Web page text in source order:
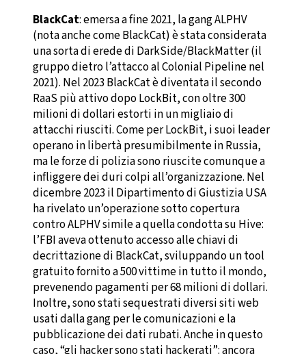
BlackCat: emersa a fine 2021, la gang ALPHV
(nota anche come BlackCat) è stata considerata
una sorta di erede di DarkSide/BlackMatter (il
gruppo dietro l’attacco al Colonial Pipeline nel
2021). Nel 2023 BlackCat è diventata il secondo
RaaS più attivo dopo LockBit, con oltre 300
milioni di dollari estorti in un migliaio di
attacchi riusciti. Come per LockBit, i suoi leader
operano in libertà presumibilmente in Russia,
ma le forze di polizia sono riuscite comunque a
infliggere dei duri colpi all’organizzazione. Nel
dicembre 2023 il Dipartimento di Giustizia USA
ha rivelato un’operazione sotto copertura
contro ALPHV simile a quella condotta su Hive:
l’FBI aveva ottenuto accesso alle chiavi di
decrittazione di BlackCat, sviluppando un tool
gratuito fornito a 500 vittime in tutto il mondo,
prevenendo pagamenti per 68 milioni di dollari.
Inoltre, sono stati sequestrati diversi siti web
usati dalla gang per le comunicazioni e la
pubblicazione dei dati rubati. Anche in questo
caso, “gli hacker sono stati hackerati”: ancora